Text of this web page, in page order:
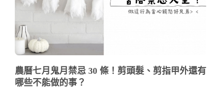
農曆七月鬼月禁忌 30 條！剪頭髮、剪指甲外還有
哪些不能做的事？